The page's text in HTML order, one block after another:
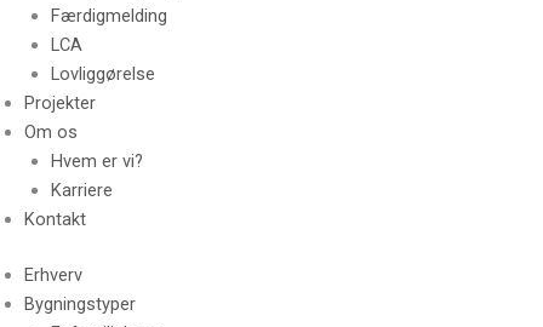
Færdigmelding
LCA
Lovliggørelse
Projekter
Om os
Hvem er vi?
Karriere
Kontakt
Erhverv
Bygningstyper